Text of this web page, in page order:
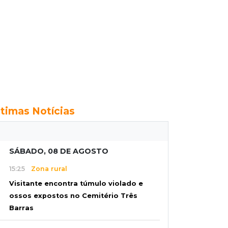
Notícias
SÁBADO, 08 DE AGOSTO
15:25 Zona rural
Visitante encontra túmulo violado e
ossos expostos no Cemitério Três
Barras